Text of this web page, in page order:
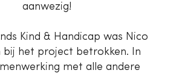
aanwezig!
Kind & Handicap was Nico
bij het project betrokken. In
met alle andere